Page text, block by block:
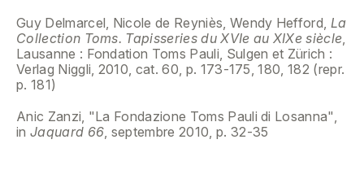
Guy Delmarcel, Nicole de Reyniès, Wendy Hefford, La
Collection Toms. Tapisseries du XVIe au XIXe siècle
Lausanne : Fondation Toms Pauli, Sulgen et Zürich :
Verlag Niggli, 2010, cat. 60, p. 173-175, 180, 182 (repr.
p. 181)
Anic Zanzi, "La Fondazione Toms Pauli di Losanna",
in Jaquard 66 , septembre 2010, p. 32-35